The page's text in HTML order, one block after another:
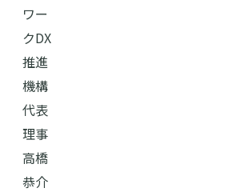
ワー
クDX
推進
機構
代表
理事
高橋
恭介